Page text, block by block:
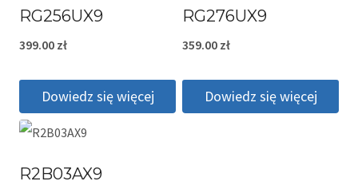
RG256UX9
399.00 zł
Dowiedz się więcej
RG276UX9
359.00 zł
Dowiedz się więcej
R2B03AX9